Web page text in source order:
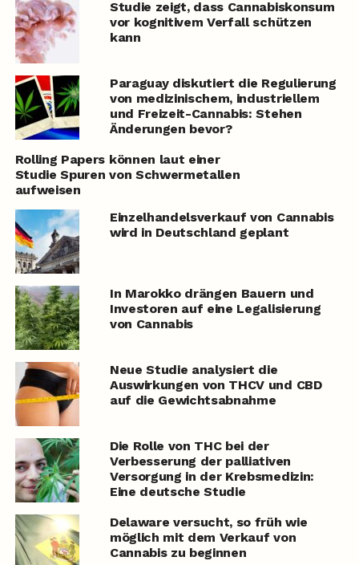
Studie zeigt, dass Cannabiskonsum
vor kognitivem Verfall schützen
kann
Paraguay diskutiert die Regulierung
von medizinischem, industriellem
und Freizeit-Cannabis: Stehen
Änderungen bevor?
Rolling Papers können laut einer
Studie Spuren von Schwermetallen
aufweisen
Einzelhandelsverkauf von Cannabis
wird in Deutschland geplant
In Marokko drängen Bauern und
Investoren auf eine Legalisierung
von Cannabis
Neue Studie analysiert die
Auswirkungen von THCV und CBD
auf die Gewichtsabnahme
Die Rolle von THC bei der
Verbesserung der palliativen
Versorgung in der Krebsmedizin:
Eine deutsche Studie
Delaware versucht, so früh wie
möglich mit dem Verkauf von
Cannabis zu beginnen